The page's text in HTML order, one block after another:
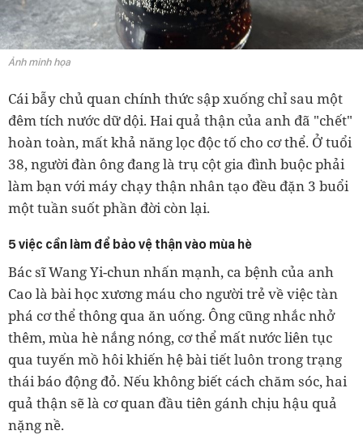
Ảnh minh họa
Cái bẫy chủ quan chính thức sập xuống chỉ sau một
đêm tích nước dữ dội. Hai quả thận của anh đã "chết"
hoàn toàn, mất khả năng lọc độc tố cho cơ thể. Ở tuổi
38, người đàn ông đang là trụ cột gia đình buộc phải
làm bạn với máy chạy thận nhân tạo đều đặn 3 buổi
một tuần suốt phần đời còn lại.
5 việc cần làm để bảo vệ thận vào mùa hè
Bác sĩ Wang Yi-chun nhấn mạnh, ca bệnh của anh
Cao là bài học xương máu cho người trẻ về việc tàn
phá cơ thể thông qua ăn uống. Ông cũng nhắc nhở
thêm, mùa hè nắng nóng, cơ thể mất nước liên tục
qua tuyến mồ hôi khiến hệ bài tiết luôn trong trạng
thái báo động đỏ. Nếu không biết cách chăm sóc, hai
quả thận sẽ là cơ quan đầu tiên gánh chịu hậu quả
nặng nề.